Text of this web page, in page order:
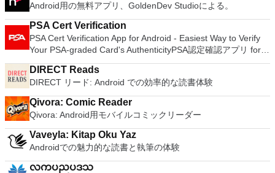
Android用の無料アプリ、GoldenDev Studioによる。
PSA Cert Verification
PSA Cert Verification App for Android - Easiest Way to Verify
Your PSA-graded Card's AuthenticityPSA認定確認アプリ for
Android - PSA評価カードの真正性を確認する最も簡単な方法
DIRECT Reads
DIRECT リード: Android での効率的な読書体験
Qivora: Comic Reader
Qivora: Android用モバイルコミックリーダー
Vaveyla: Kitap Oku Yaz
Androidでの魅力的な読書と執筆の体験
လကပညပဒသ